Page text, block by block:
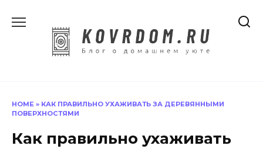
содержанию
HOME » КАК ПРАВИЛЬНО УХАЖИВАТЬ ЗА ДЕРЕВЯННЫМИ
ПОВЕРХНОСТЯМИ
Как правильно ухаживать